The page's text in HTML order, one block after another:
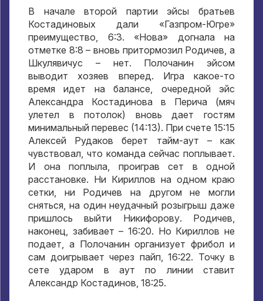
В начале второй партии эйсы братьев
Костадиновых дали «Газпром-Югре»
преимущество, 6:3. «Нова» догнала на
отметке 8:8 – вновь притормозил Родичев, а
Шкулявичус – нет. Полочанин эйсом
выводит хозяев вперед. Игра какое-то
время идет на балансе, очередной эйс
Александра Костадинова в Перича (мяч
улетел в потолок) вновь дает гостям
минимальный перевес (14:13). При счете 15:15
Алексей Рудаков берет тайм-аут – как
чувствовал, что команда сейчас поплывает.
И она поплыла, проиграв сет в одной
расстановке. Ни Кириллов на одном краю
сетки, ни Родичев на другом не могли
сняться, на один неудачный розыгрыш даже
пришлось выйти Никифорову. Родичев,
наконец, забивает – 16:20. Но Кириллов не
подает, а Полочанин организует фрибол и
сам доигрывает через пайп, 16:22. Точку в
сете ударом в аут по линии ставит
Александр Костадинов, 18:25.